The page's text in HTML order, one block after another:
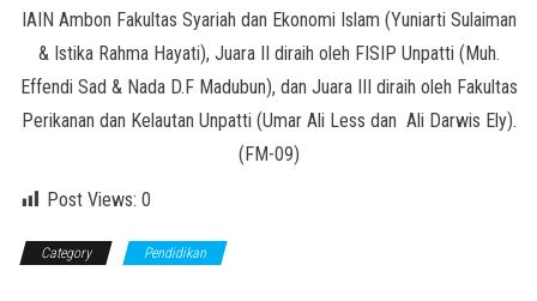
IAIN Ambon Fakultas Syariah dan Ekonomi Islam (Yuniarti Sulaiman
& Istika Rahma Hayati), Juara II diraih oleh FISIP Unpatti (Muh.
Effendi Sad & Nada D.F Madubun), dan Juara III diraih oleh Fakultas
Perikanan dan Kelautan Unpatti (Umar Ali Less dan Ali Darwis Ely).
(FM-09)
Post Views: 0
Category Pendidikan